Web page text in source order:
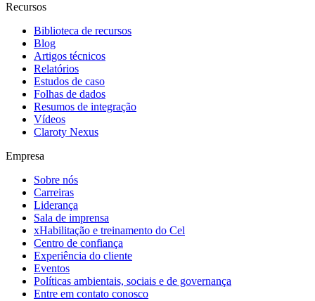
Recursos
Biblioteca de recursos
Blog
Artigos técnicos
Relatórios
Estudos de caso
Folhas de dados
Resumos de integração
Vídeos
Claroty Nexus
Empresa
Sobre nós
Carreiras
Liderança
Sala de imprensa
xHabilitação e treinamento do Cel
Centro de confiança
Experiência do cliente
Eventos
Políticas ambientais, sociais e de governança
Entre em contato conosco